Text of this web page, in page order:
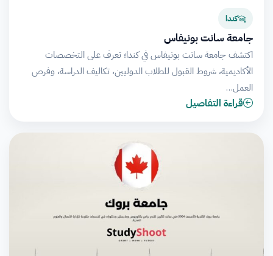
كندا
جامعة سانت بونيفاس
اكتشف جامعة سانت بونيفاس في كندا؛ تعرف على التخصصات
الأكاديمية، شروط القبول للطلاب الدوليين، تكاليف الدراسة، وفرص
العمل…
قراءة التفاصيل